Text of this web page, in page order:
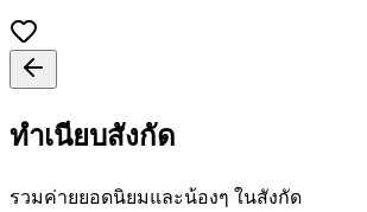
ทำเนียบสังกัด
รวมค่ายยอดนิยมและน้องๆ ในสังกัด